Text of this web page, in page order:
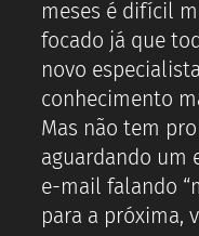
meses é difícil
focado já que
novo
conhecimento
Mas não tem
aguardando um
e-mail falando
para a próxima,